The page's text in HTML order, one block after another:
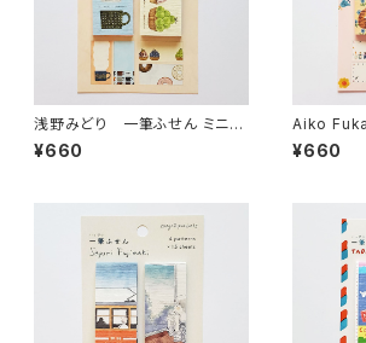
浅野みどり 一筆ふせん ミニ付
箋セット MY FAVORITE MU
GS・three o'clock
¥660
Aiko
ふせん ミ
n・
¥660